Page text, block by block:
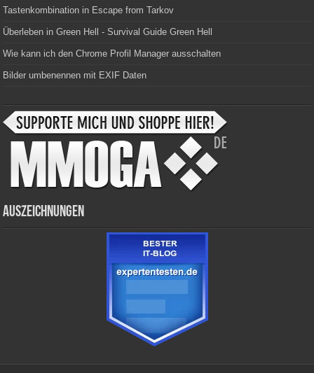
Tastenkombination in Escape from Tarkov
Überleben in Green Hell - Survival Guide Green Hell
Wie kann ich den Chrome Profil Manager ausschalten
Bilder umbenennen mit EXIF Daten
Auszeichnungen